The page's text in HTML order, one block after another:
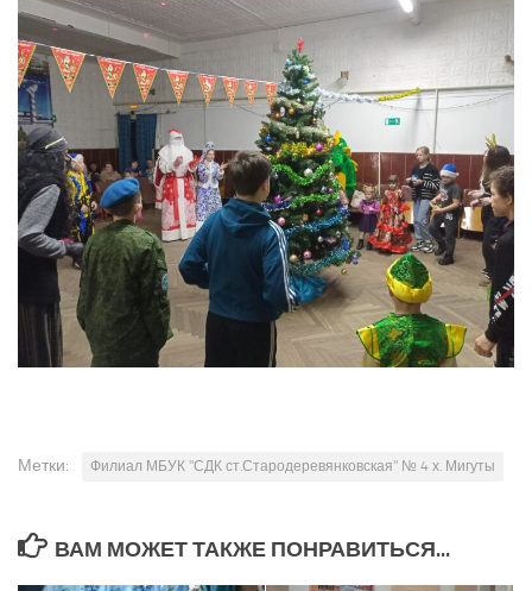
Метки: Филиал МБУК "СДК ст.Стародеревянковская" № 4 х. Мигуты
ВАМ МОЖЕТ ТАКЖЕ ПОНРАВИТЬСЯ...